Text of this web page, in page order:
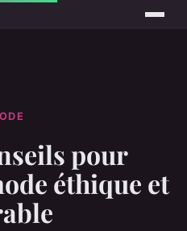
pour
éthique et